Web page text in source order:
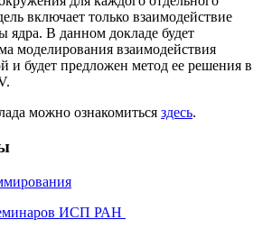
включает только взаимодействие
ядра. В данном докладе будет
моделирования взаимодействия
и будет предложен метод ее решения в
можно ознакомиться здесь.
ИСП РАН